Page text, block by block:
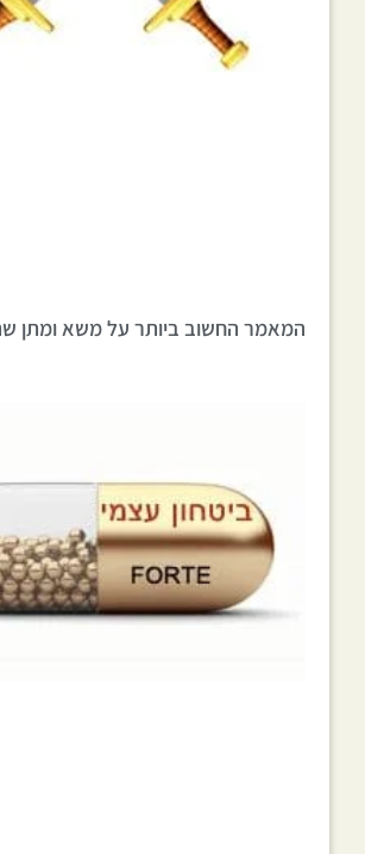
המאמר החשוב ביותר על משא ומתן